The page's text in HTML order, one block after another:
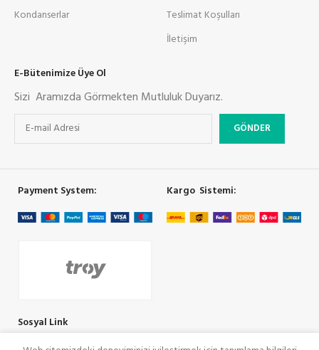
Kondanserlar
Teslimat Koşulları
İletişim
E-Bütenimize Üye Ol
Sizi Aramızda Görmekten Mutluluk Duyarız.
Payment System: Kargo Sistemi:
Sosyal Link